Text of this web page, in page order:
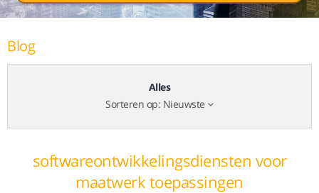
Blog
Alles
Sorteren op: Nieuwste
softwareontwikkelingsdiensten voor
maatwerk toepassingen